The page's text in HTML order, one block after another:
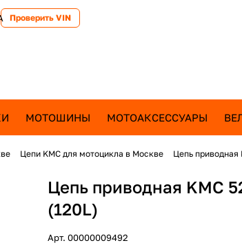
Проверить VIN
МОТОШИНЫ МОТОАКСЕССУАРЫ
Цепи KMC для мотоцикла в Москве Цепь приводная
Цепь приводная KMC
(120L)
Арт.00000009492